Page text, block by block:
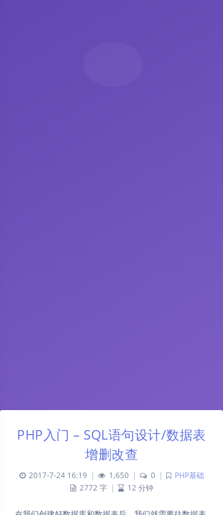
PHP入门 – SQL语句设计/数据表
增删改查
2017-7-24 16:19 1,650 0
PHP基础
2772 字
12 分钟